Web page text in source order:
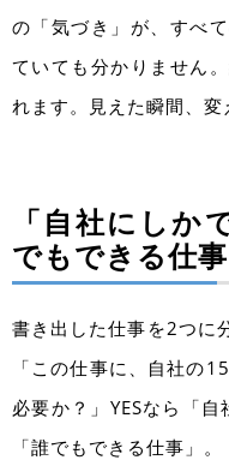
の「気づき」が、すべ
ていても分かりません
れます。見えた瞬間、変
「自社にしか
でもできる仕
書き出した仕事を2つに
「この仕事に、自社の
必要か？」YESなら「
「誰でもできる仕事」。